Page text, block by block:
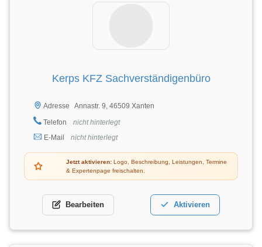
Kerps KFZ Sachverständigenbüro
Adresse
Annastr. 9, 46509 Xanten
Telefon
nicht hinterlegt
E-Mail
nicht hinterlegt
Jetzt aktivieren: Logo, Beschreibung, Leistungen, Termine
& Expertenpage freischalten.
Bearbeiten Aktivieren